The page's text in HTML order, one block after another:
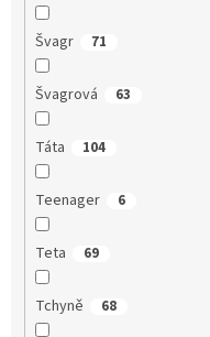
Švagr 71
Švagrová 63
Táta 104
Teenager 6
Teta 69
Tchyně 68